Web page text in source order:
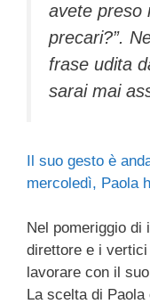
avete preso
precari?”.
frase udita
sarai mai
Il suo gesto è
mercoledì, Paola
Nel pomeriggio di
direttore e i
lavorare con il
La scelta di